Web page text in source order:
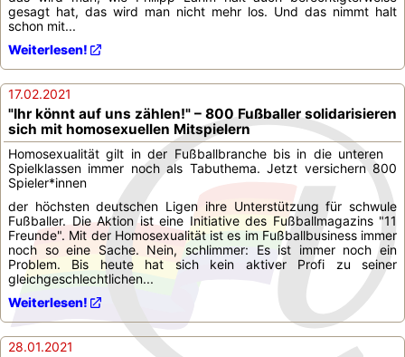
gesagt hat, das wird man nicht mehr los. Und das nimmt halt
schon mit...
Weiterlesen!
17.02.2021
"Ihr könnt auf uns zählen!" – 800 Fußballer solidarisieren
sich mit homosexuellen Mitspielern
Homosexualität gilt in der Fußballbranche bis in die unteren
Spielklassen immer noch als Tabuthema. Jetzt versichern 800
Spieler*innen
der höchsten deutschen Ligen ihre Unterstützung für schwule
Fußballer. Die Aktion ist eine Initiative des Fußballmagazins "11
Freunde". Mit der Homosexualität ist es im Fußballbusiness immer
noch so eine Sache. Nein, schlimmer: Es ist immer noch ein
Problem. Bis heute hat sich kein aktiver Profi zu seiner
gleichgeschlechtlichen...
Weiterlesen!
28.01.2021